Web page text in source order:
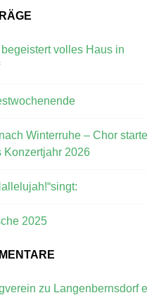
volles Haus in
Winterruhe – Chor
Konzertjahr 2026
2025
zu Langenbernsdorf